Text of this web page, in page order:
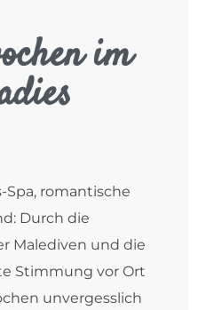
im
Spa, romantische
Durch die
Malediven und die
Stimmung vor Ort
unvergesslich